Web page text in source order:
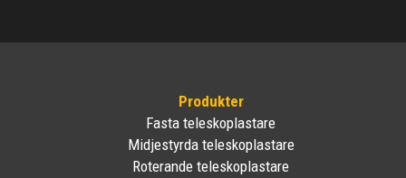
Produkter
Fasta teleskoplastare
Midjestyrda teleskoplastare
Roterande teleskoplastare